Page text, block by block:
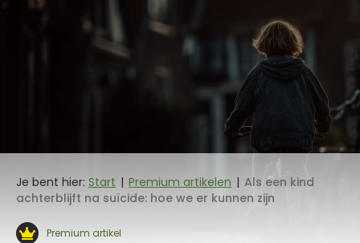
Je bent hier: Start | Premium artikelen | Als een kind
achterblijft na suïcide: hoe we er kunnen zijn
Premium artikel